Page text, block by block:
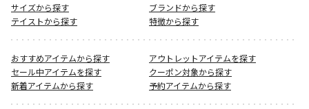
サイズから探す
ブランドから探す
テイストから探す
特徴から探す
おすすめアイテムから探す
アウトレットアイテムを探す
セール中アイテムを探す
クーポン対象から探す
新着アイテムから探す
予約アイテムから探す